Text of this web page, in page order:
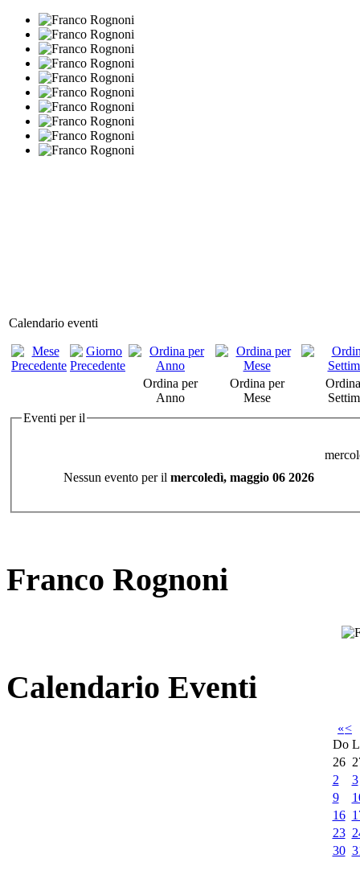
Calendario eventi
Ordina per
Anno
Ordina per
Mese
Eventi per il
Nessun evento per il mercoledì, maggio 06 2026
Franco Rognoni
Calendario Eventi
«<
Do
26
2
3
9
16
23
30